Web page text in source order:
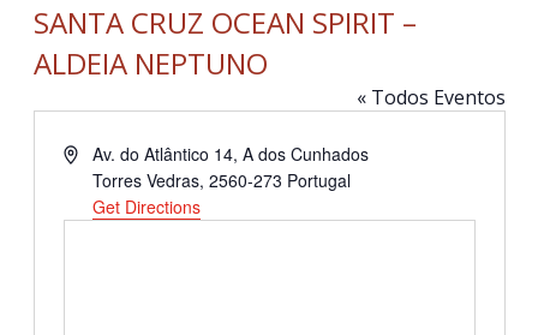
SANTA CRUZ OCEAN SPIRIT –
ALDEIA NEPTUNO
« Todos Eventos
AddressAv. do Atlântico 14, A dos Cunhados
Torres Vedras, 2560-273 Portugal
Get Directions